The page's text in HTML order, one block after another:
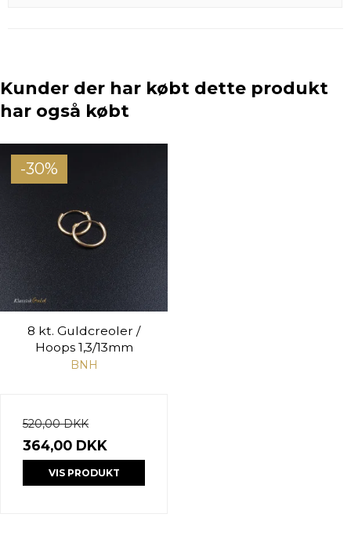
Kunder der har købt dette produkt
har også købt
-30%
8 kt. Guldcreoler /
Hoops 1,3/13mm
BNH
520,00 DKK
364,00 DKK
VIS PRODUKT